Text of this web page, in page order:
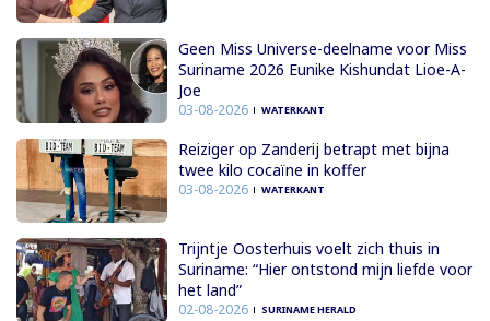
Geen Miss Universe-deelname voor Miss
Suriname 2026 Eunike Kishundat Lioe-A-
Joe
03-08-2026 WATERKANT
Reiziger op Zanderij betrapt met bijna
twee kilo cocaïne in koffer
03-08-2026 WATERKANT
Trijntje Oosterhuis voelt zich thuis in
Suriname: “Hier ontstond mijn liefde voor
het land”
02-08-2026 SURINAME HERALD